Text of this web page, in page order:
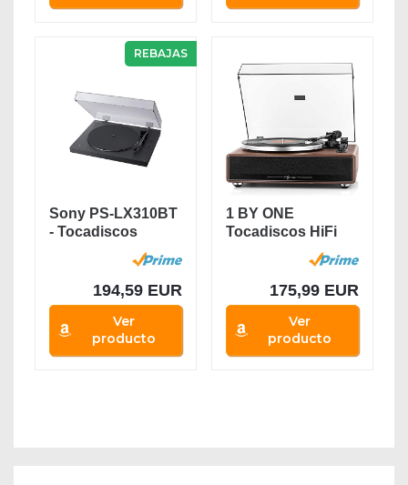
REBAJAS
Sony PS-LX310BT
- Tocadiscos
(Conectividad...
194,59 EUR
Ver
producto
1 BY ONE
Tocadiscos HiFi
175,99 EUR
Ver
producto